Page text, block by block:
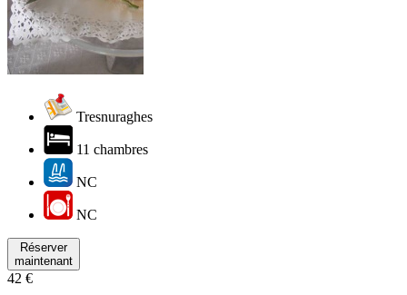
Tresnuraghes
11 chambres
NC
NC
Réserver
maintenant
42 €